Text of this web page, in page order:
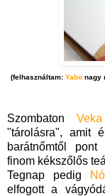
(felhasználtam: Yabo nagy
SzombatonVeka
"tárolásra", amit
barátnőmtől
finom kékszőlős
Tegnap pedig
elfogott a